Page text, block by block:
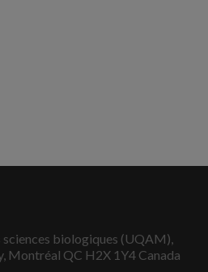
sciences biologiques (UQAM),
Montréal QC H2X 1Y4 Canada